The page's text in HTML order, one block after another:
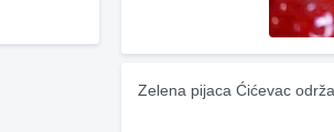
Zelena pijaca Ćićevac